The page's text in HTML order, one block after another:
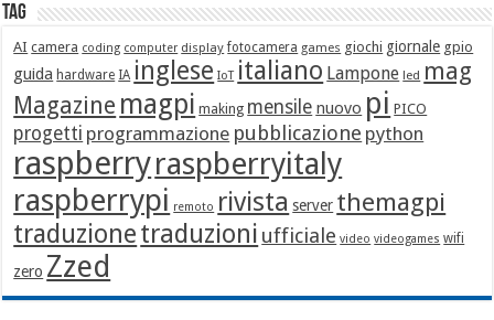
Tag
AI camera coding computer display fotocamera games giochi giornale gpio
guida hardware IA inglese IoT italiano Lampone led mag
Magazine magpi making mensile nuovo pi PICO
progetti programmazione pubblicazione python
raspberryraspberryitaly
raspberrypi remoto rivista server themagpi
traduzionetraduzioni ufficiale video videogames wifi
zero Zzed